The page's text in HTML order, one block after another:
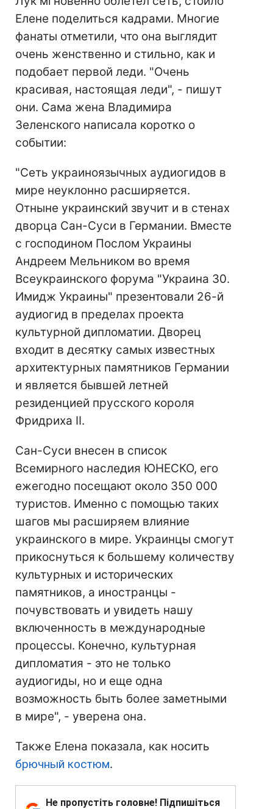
Елене поделиться кадрами. Многие
фанаты отметили, что она выглядит
очень женственно и стильно, как и
подобает первой леди. "Очень
красивая, настоящая леди", - пишут
они. Сама жена Владимира
Зеленского написала коротко о
событии:
"Сеть украиноязычных аудиогидов в
мире неуклонно расширяется.
Отныне украинский звучит и в стенах
дворца Сан-Суси в Германии. Вместе
с господином Послом Украины
Андреем Мельником во время
Всеукраинского форума "Украина 30.
Имидж Украины" презентовали 26-й
аудиогид в пределах проекта
культурной дипломатии. Дворец
входит в десятку самых известных
архитектурных памятников Германии
и является бывшей летней
резиденцией прусского короля
Фридриха II.
Сан-Суси внесен в список
Всемирного наследия ЮНЕСКО, его
ежегодно посещают около 350 000
туристов. Именно с помощью таких
шагов мы расширяем влияние
украинского в мире. Украинцы смогут
прикоснуться к большему количеству
культурных и исторических
памятников, а иностранцы -
почувствовать и увидеть нашу
включенность в международные
процессы. Конечно, культурная
дипломатия - это не только
аудиогиды, но и еще одна
возможность быть более заметными
в мире", - уверена она.
Также Елена показала, как носить
брючный костюм.
Не пропустіть головне! Підпишіться